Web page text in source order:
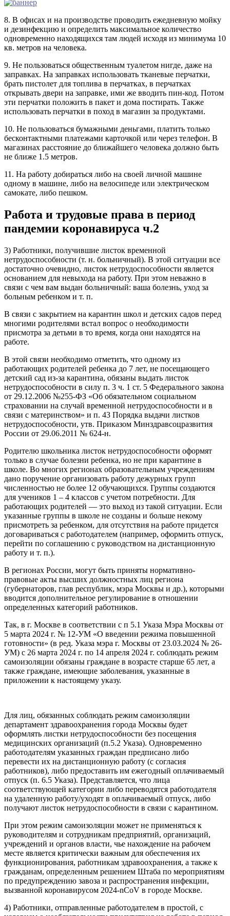
8. В офисах и на производстве проводить ежедневную мойку
и дезинфекцию и определить максимальное количество
одновременно находящихся там людей исходя из минимума 10
кв. метров на человека.
9. Не пользоваться общественным туалетом нигде, даже на
заправках. На заправках использовать тканевые перчатки,
брать пистолет для топлива в перчатках, в перчатках
открывать двери на заправке, ими же вводить пин-код. Потом
эти перчатки положить в пакет и дома постирать. Также
использовать перчатки в поход в магазин за продуктами.
10. Не пользоваться бумажными деньгами, платить только
бесконтактными платежами карточкой или через телефон. В
магазинах расстояние до ближайшего человека должно быть
не ближе 1.5 метров.
11. На работу добираться либо на своей личной машине
одному в машине, либо на велосипеде или электрическом
самокате, либо пешком.
Работа и трудовые права в период
пандемии коронавируса ч.2
3) Работники, получившие листок временной
нетрудоспособности (т. н. больничный). В этой ситуации все
достаточно очевидно, листок нетрудоспособности является
основанием для невыхода на работу. При этом неважно в
связи с чем вам выдан больничный: ваша болезнь, уход за
больным ребенком и т. п.
В связи с закрытием на карантин школ и детских садов перед
многими родителями встал вопрос о необходимости
присмотра за детьми в то время, когда они находятся на
работе.
В этой связи необходимо отметить, что одному из
работающих родителей ребенка до 7 лет, не посещающего
детский сад из-за карантина, обязаны выдать листок
нетрудоспособности в силу п. 3 ч. 1 ст. 5 Федерального закона
от 29.12.2006 №255-ФЗ «Об обязательном социальном
страховании на случай временной нетрудоспособности и в
связи с материнством» и п. 43 Порядка выдачи листков
нетрудоспособности, утв. Приказом Минздравсоцразвития
России от 29.06.2011 № 624-н.
Родителю школьника листок нетрудоспособности оформят
только в случае болезни ребенка, но не при карантине в
школе. Во многих регионах образовательным учреждениям
дано поручение организовать работу дежурных групп
численностью не более 12 обучающихся. Группы создаются
для учеников 1 – 4 классов с учетом потребности. Для
работающих родителей — это выход из такой ситуации. Если
указанные группы в школе не созданы и больше некому
присмотреть за ребенком, для отсутствия на работе придется
договариваться с работодателем (например, оформить отпуск,
перейти по соглашению с руководством на дистанционную
работу и т. п.).
В регионах России, могут быть приняты нормативно-
правовые акты высших должностных лиц региона
(губернаторов, глав республик, мэра Москвы и др.), которыми
вводится дополнительное регулирование в отношении
определенных категорий работников.
Так, в г. Москве в соответствии с п 5.1 Указа Мэра Москвы от
5 марта 2024 г. № 12-УМ «О введении режима повышенной
готовности» (в ред. Указа мэра г. Москвы от 23.03.2024 № 26-
УМ) с 26 марта 2024 г. по 14 апреля 2024 г. соблюдать режим
самоизоляции обязаны граждане в возрасте старше 65 лет, а
также граждане, имеющие заболевания, указанные в
приложении к настоящему указу.
Для лиц, обязанных соблюдать режим самоизоляции
департамент здравоохранения города Москвы будет
оформлять листки нетрудоспособности без посещения
медицинских организаций (п.5.2 Указа). Одновременно
работодателям указанных граждан предписано либо
перевести их на дистанционную работу (с согласия
работников), либо предоставить им ежегодный оплачиваемый
отпуск (п. 6.5 Указа). Представляется, что лица
соответствующей категории либо переводятся работодателя
на удаленную работу/уходят в оплачиваемый отпуск, либо
получают листок нетрудоспособности в связи с карантином.
При этом режим самоизоляции может не применяться к
руководителям и сотрудникам предприятий, организаций,
учреждений и органов власти, чье нахождение на рабочем
месте является критически важным для обеспечения их
функционирования, работникам здравоохранения, а также к
гражданам, определенным решением Штаба по мероприятиям
по предупреждению завоза и распространения инфекции,
вызванной коронавирусом 2024-nCoV в городе Москве.
4) Работники, отправленные работодателем в простой, с